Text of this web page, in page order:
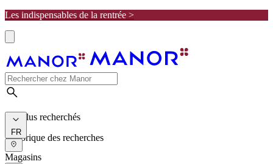
Les indispensables de la rentrée >
Les plus recherchés
Historique des recherches
FR
Magasins